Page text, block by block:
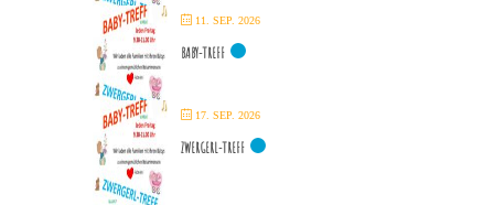
11. SEP. 2026
BABY-TREFF
17. SEP. 2026
ZWERGERL-TREFF